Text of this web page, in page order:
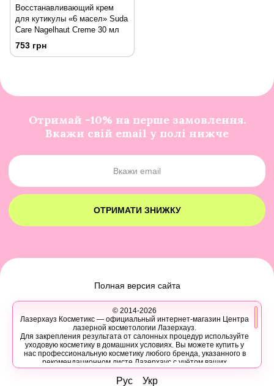
Восстанавливающий крем
для кутикулы «6 масел» Suda
Care Nagelhaut Creme 30 мл
753 грн
Отримай -10% на перше замовлення.
Вкажи свій email у полі нижче
ОТРИМАТИ ЗНИЖКУ
Полная версия сайта
© 2014-2026
Лазерхауз Косметикс — официальный интернет-магазин Центра
лазерной косметологии Лазерхауз.
Для закрепления результата от салонных процедур используйте
уходовую косметику в домашних условиях. Вы можете купить у
нас профессиональную косметику любого бренда, указанного в
рекомендационном листе Лазерхаус с учётом ваших
персональных скидок.
Вы также можете записаться на консультацию в Лазер Хауз к
Рус Укр